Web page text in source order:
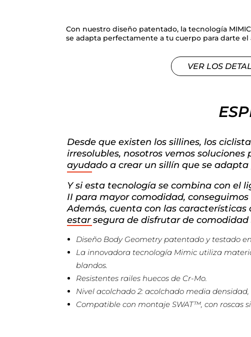
Con nuestro diseño patentado, la tecnología
se adapta perfectamente a tu cuerpo para darte el
VER LOS
Desde que existen los sillines, los
irresolubles, nosotros vemos
ayudado a crear un sillín que se
Y si esta tecnología se combina con el
II para mayor comodidad,
Además, cuenta con las
estar segura de disfrutar de
Diseño Body Geometry patentado y testado
La innovadora tecnología Mimic utiliza
blandos.
Resistentes railes huecos de Cr-Mo.
Nivel acolchado 2: acolchado media
Compatible con montaje SWAT™, con roscas